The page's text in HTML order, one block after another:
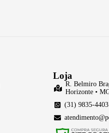
Loja
R. Belmiro
Horizonte •
(31) 9835-4403